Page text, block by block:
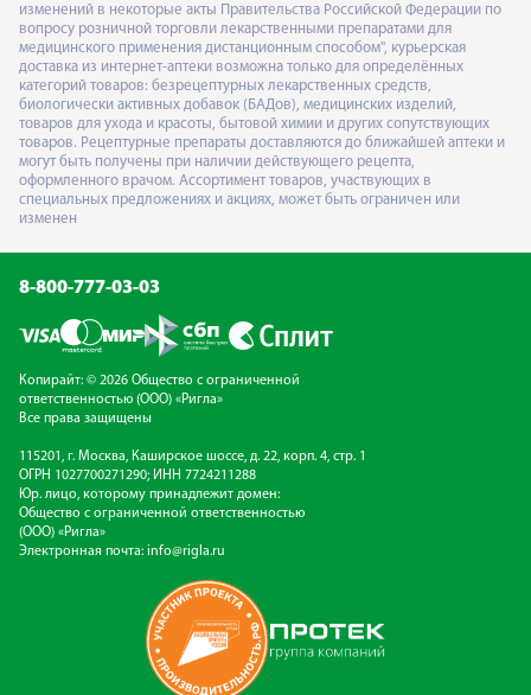
изменений в некоторые акты Правительства Российской Федерации по
вопросу розничной торговли лекарственными препаратами для
медицинского применения дистанционным способом", курьерская
доставка из интернет-аптеки возможна только для определённых
категорий товаров: безрецептурных лекарственных средств,
биологически активных добавок (БАДов), медицинских изделий,
товаров для ухода и красоты, бытовой химии и других сопутствующих
товаров. Рецептурные препараты доставляются до ближайшей аптеки и
могут быть получены при наличии действующего рецепта,
оформленного врачом. Ассортимент товаров, участвующих в
специальных предложениях и акциях, может быть ограничен или
изменен
8-800-777-03-03
Копирайт: © 2026 Общество с ограниченной
ответственностью (ООО) «Ригла»
Все права защищены
115201, г. Москва, Каширское шоссе, д. 22, корп. 4, стр. 1
ОГРН 1027700271290; ИНН 7724211288
Юр. лицо, которому принадлежит домен:
Общество с ограниченной ответственностью
(ООО) «Ригла»
Электронная почта: info@rigla.ru